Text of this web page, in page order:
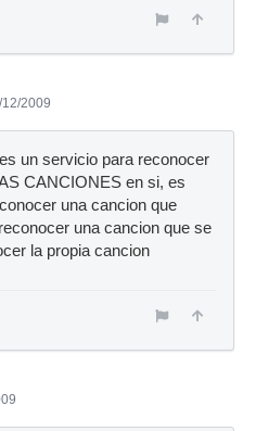
2009
un servicio para reconocer
CANCIONES en si, es
una cancion que
una cancion que se
la propia cancion